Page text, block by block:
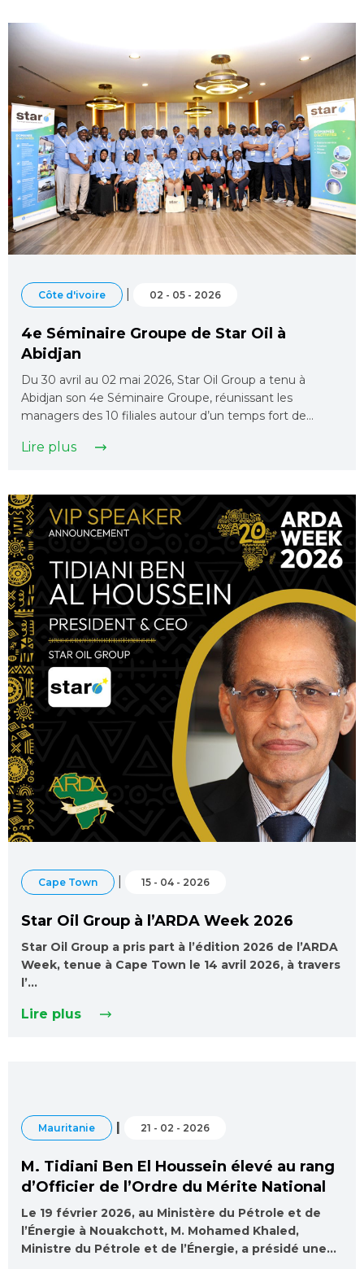
Côte d'ivoire 02 - 05 - 2026
4e Séminaire Groupe de Star Oil à
Abidjan
Du 30 avril au 02 mai 2026, Star Oil Group a tenu à
Abidjan son 4e Séminaire Groupe, réunissant les
managers des 10 filiales autour d’un temps fort de…
Lire plus
Cape Town 15 - 04 - 2026
Star Oil Group à l’ARDA Week 2026
Star Oil Group a pris part à l’édition 2026 de l’ARDA
Week, tenue à Cape Town le 14 avril 2026, à travers
l’…
Lire plus
Mauritanie | 21 - 02 - 2026
M. Tidiani Ben El Houssein élevé au rang
d’Officier de l’Ordre du Mérite National
Le 19 février 2026, au Ministère du Pétrole et de
l’Énergie à Nouakchott, M. Mohamed Khaled,
Ministre du Pétrole et de l’Énergie, a présidé une…